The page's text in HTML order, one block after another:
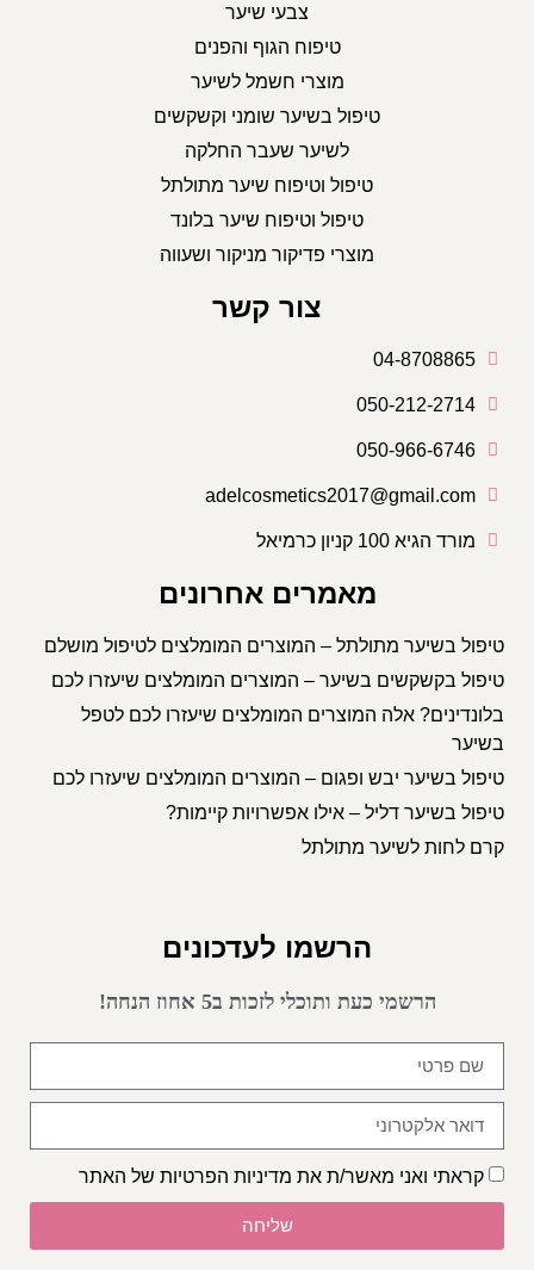
צבעי שיער
טיפוח הגוף והפנים
מוצרי חשמל לשיער
טיפול בשיער שומני וקשקשים
לשיער שעבר החלקה
טיפול וטיפוח שיער מתולתל
טיפול וטיפוח שיער בלונד
מוצרי פדיקור מניקור ושעווה
צור קשר
04-8708865
050-212-2714
050-966-6746
adelcosmetics2017@gmail.com
מורד הגיא 100 קניון כרמיאל
מאמרים אחרונים
טיפול בשיער מתולתל – המוצרים המומלצים לטיפול מושלם
טיפול בקשקשים בשיער – המוצרים המומלצים שיעזרו לכם
בלונדינים? אלה המוצרים המומלצים שיעזרו לכם לטפל
בשיער
טיפול בשיער יבש ופגום – המוצרים המומלצים שיעזרו לכם
טיפול בשיער דליל – אילו אפשרויות קיימות?
קרם לחות לשיער מתולתל
הרשמו לעדכונים
הרשמי כעת ותוכלי לזכות ב5 אחוז הנחה!
קראתי ואני מאשר/ת אתמדיניות הפרטיותשל האתר
שליחה